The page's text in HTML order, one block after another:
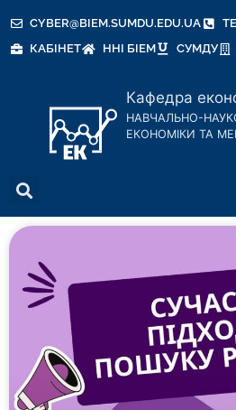
CYBER@BIEM.SUMDU.EDU.UA
КАБІНЕТ
ННІ БІЕМ СУМДУ
Кафедра
НАВЧАЛЬНО-
ЕКОНОМІКИ ТА